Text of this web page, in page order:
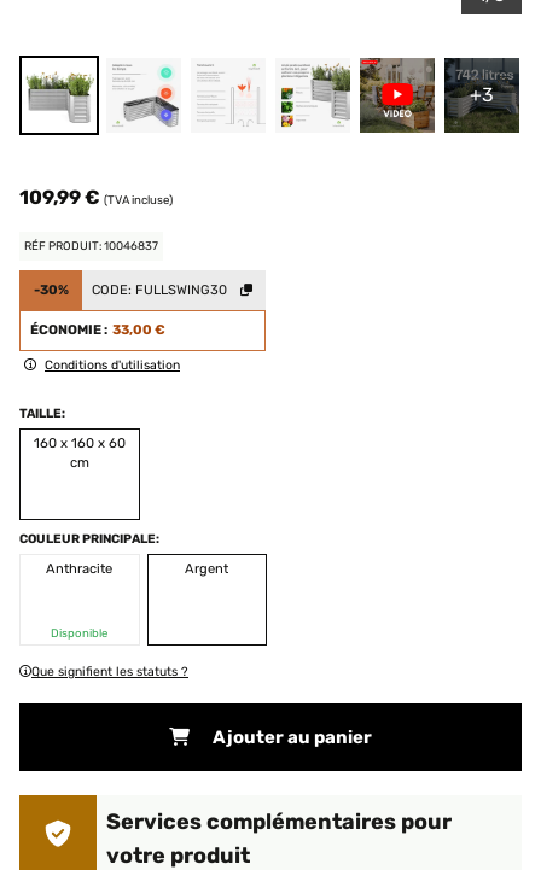
+3
109,99 € (TVA incluse)
RÉF PRODUIT: 10046837
-30% CODE: FULLSWING30
ÉCONOMIE : 33,00 €
Conditions d'utilisation
TAILLE:
160 x 160 x 60
cm
COULEUR PRINCIPALE:
Anthracite
Disponible
Argent
Que signifient les statuts ?
Ajouter au panier
Services complémentaires pour
votre produit